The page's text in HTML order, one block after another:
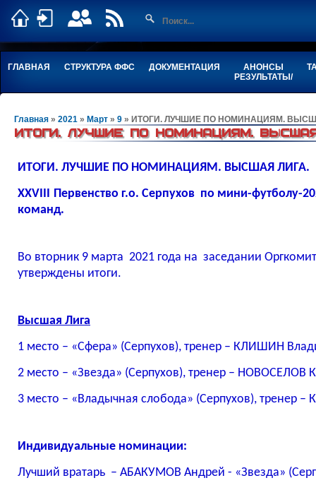
ГЛАВНАЯ СТРУКТУРА ФФС ДОКУМЕНТАЦИЯ
АНОНСЫ
РЕЗУЛЬТАТЫ/
Главная » 2021 » Март » 9 » ИТОГИ. ЛУЧШИЕ ПО НОМИНАЦИЯМ.
ИТОГИ. ЛУЧШИЕ ПО НОМИНАЦИЯМ.
ИТОГИ. ЛУЧШИЕ ПО НОМИНАЦИЯМ. ВЫСШАЯ ЛИГА.
ХХVIII Первенство г.о. Серпухов по мини-футболу-
команд.
Во вторник 9 марта 2021 года на заседании
утверждены итоги.
Высшая Лига
1 место – «Сфера» (Серпухов), тренер – КЛИШИН
2 место – «Звезда» (Серпухов), тренер – НОВОСЕЛОВ
3 место – «Владычная слобода» (Серпухов), тренер
Индивидуальные номинации:
Лучший вратарь – АБАКУМОВ Андрей - «Звезда»